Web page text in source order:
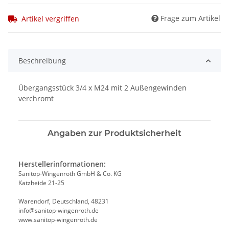
Artikel vergriffen Frage zum Artikel
Beschreibung
Übergangsstück 3/4 x M24 mit 2 Außengewinden
verchromt
Angaben zur Produktsicherheit
Herstellerinformationen:
Sanitop-Wingenroth GmbH & Co. KG
Katzheide 21-25
Warendorf, Deutschland, 48231
info@sanitop-wingenroth.de
www.sanitop-wingenroth.de